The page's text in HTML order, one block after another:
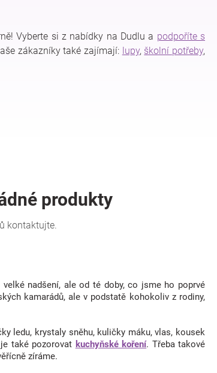
Vyberte si z nabídky na Dudlu a podpoříte s
zákazníky také zajímají: lupy, školní potřeby,
nadšení, ale od té doby, co jsme ho poprvé
kamarádů, ale v podstatě kohokoliv z rodiny,
ledu, krystaly sněhu, kuličky máku, vlas, kousek
také pozorovat kuchyňské koření. Třeba takové
zíráme.